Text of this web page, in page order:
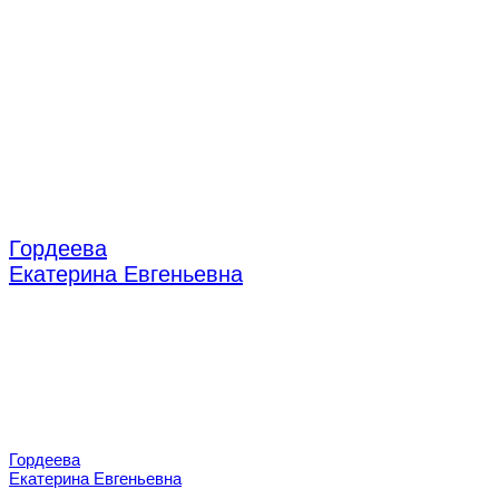
Гордеева
Екатерина Евгеньевна
Гордеева
Екатерина Евгеньевна